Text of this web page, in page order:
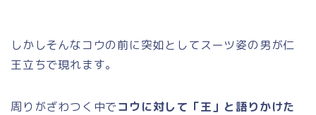
しかしそんなコウの前に突如としてスーツ姿の男が仁
王立ちで現れます。
周りがざわつく中でコウに対して「王」と語りかけた